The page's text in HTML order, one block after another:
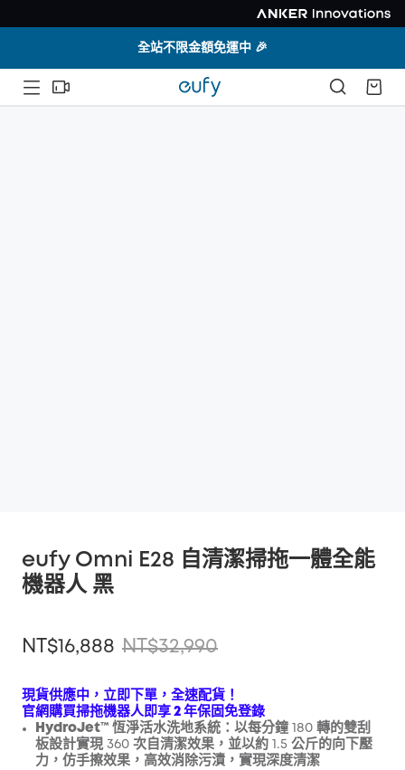
全站不限金額免運中 🎉
eufy Omni E28 自清潔掃拖一體全能
機器人 黑
NT$16,888 NT$32,990
折扣
優惠碼:
複製
現貨供應中，立即下單，全速配貨！
官網購買掃拖機器人即享 2 年保固免登錄
HydroJet™ 恆淨活水洗地系統 ：以每分鐘 180 轉的雙刮
板設計實現 360 次自清潔效果，並以約 1.5 公斤的向下壓
力，仿手擦效果，高效消除污漬，實現深度清潔